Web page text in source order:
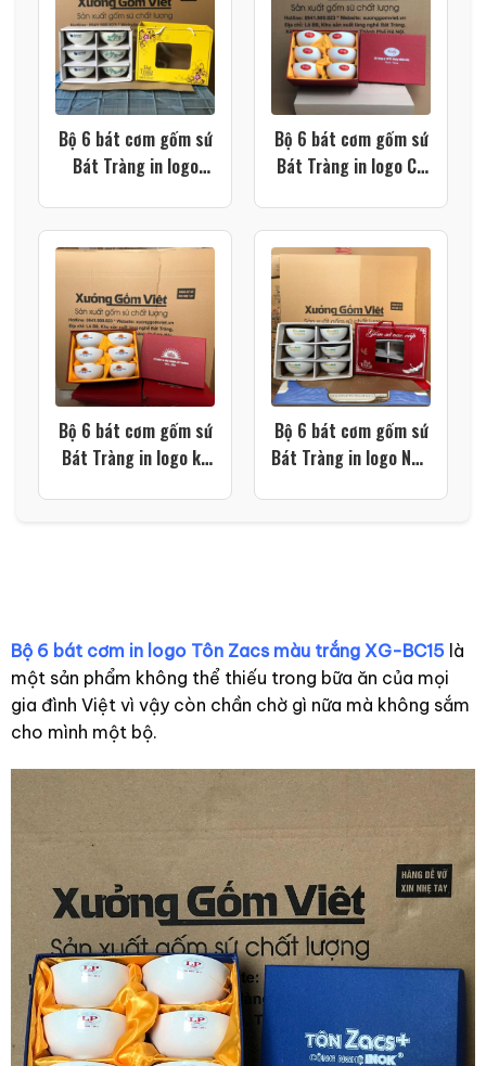
Bộ 6 bát cơm gốm sứ
Bát Tràng in logo
BC29
Bộ 6 bát cơm gốm sứ
Bát Tràng in logo CĐ
XG-BC26
Bộ 6 bát cơm gốm sứ
Bát Tràng in logo kỷ
Bộ 6 bát cơm gốm sứ
Bát Tràng in logo New
Bộ 6 bát cơm in logo Tôn Zacs màu trắng XG-BC15 là
một sản phẩm không thể thiếu trong bữa ăn của mọi
gia đình Việt vì vậy còn chần chờ gì nữa mà không sắm
cho mình một bộ.